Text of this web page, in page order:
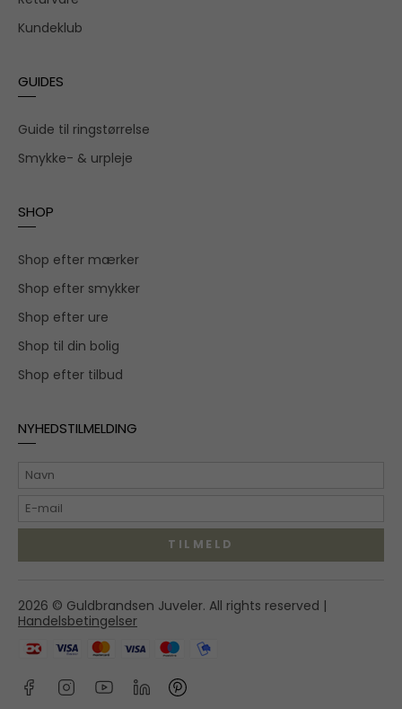
2970 Hørsholm
shop@guldbrandsenjuveler.dk
45 86 01 50
Kundeklub
GUIDES
Guide til ringstørrelse
Smykke- & urpleje
SHOP
Shop efter mærker
Shop efter smykker
Shop efter ure
Shop til din bolig
Shop efter tilbud
NYHEDSTILMELDING
TILMELD
2026 © Guldbrandsen Juveler. All rights reserved |
Handelsbetingelser